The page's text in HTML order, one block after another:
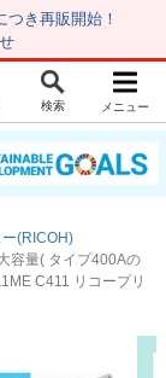
き再販開始！
イページ
に入り
ュー履歴
検索 メニュー
ー(RICOH)
容量( タイプ400Aの
C411 リコープリ